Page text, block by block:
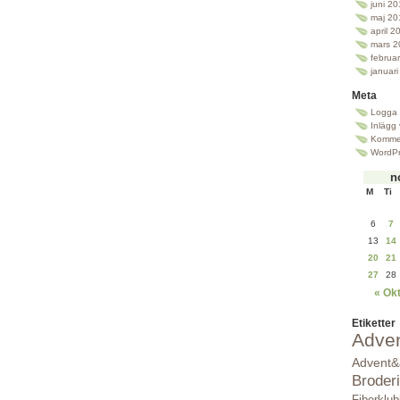
juni
maj
april
mars
Meta
Logga
Inlägg
M Ti
« Okt
6
7
13
14
20
21
27
28
Etiketter
Broderi